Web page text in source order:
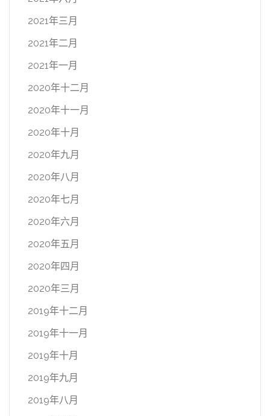
2021年三月
2021年二月
2021年一月
2020年十二月
2020年十一月
2020年十月
2020年九月
2020年八月
2020年七月
2020年六月
2020年五月
2020年四月
2020年三月
2019年十二月
2019年十一月
2019年十月
2019年九月
2019年八月